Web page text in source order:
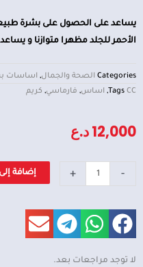
يساعد على الحصول على بشرة
الأحمر للجلد مظهرا متوازنا و
Categories الصحة والجمال, اساسات
Tags CC
, اساس, فارماسي, كريم
12,000د.ع
-
CC
رقم
2
+ إضافة
لا توجد مراجعات بعد.